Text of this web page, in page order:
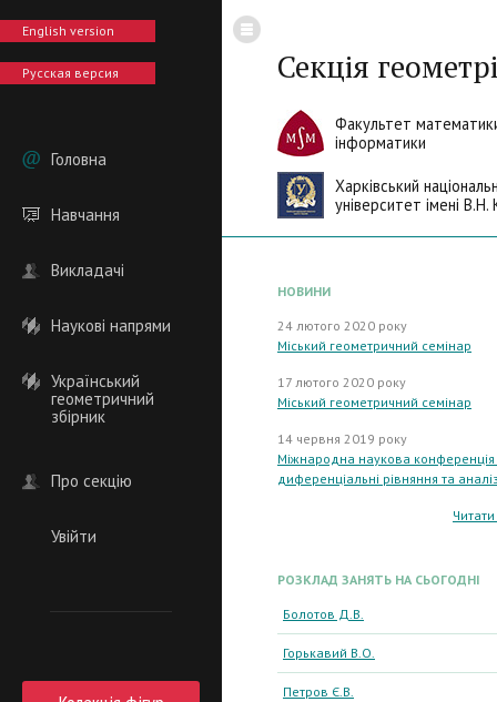
English version
Русская версия
Головна
Навчання
Викладачі
Наукові напрями
Український
геометричний
збірник
Про секцію
Увійти
Секція
Факультет
інформатики
Харківський
університет імені В.Н.
НОВИНИ
24 лютого 2020 року
Міський геометричний семінар
17 лютого 2020 року
Міський геометричний семінар
14 червня 2019 року
Міжнародна наукова конференція
диференціальні рівняння та
РОЗКЛАД ЗАНЯТЬ НА СЬОГОДНІ
Болотов Д.В.
Горькавий В.О.
Петров Є.В.